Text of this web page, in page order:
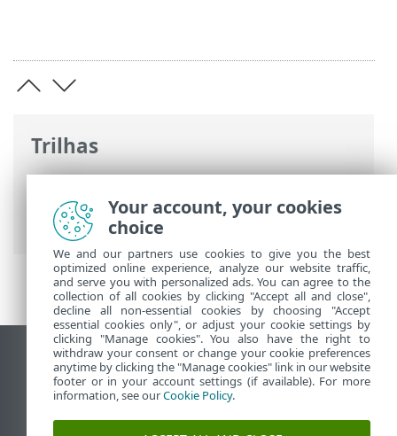
Trilhas
Ajuda on-line ESET>ESET Endpoint
Security for Android>Introdução>
Requisitos do sistema
Ver site para desktop
End of Life
Base de conhecimento ESET
Fórum ESET
Your account, your cookies
choice
We and our partners use cookies to give you the best
optimized online experience, analyze our website traffic,
and serve you with personalized ads. You can agree to the
collection of all cookies by clicking "Accept all and close",
decline all non-essential cookies by choosing "Accept
essential cookies only", or adjust your cookie settings by
clicking "Manage cookies". You also have the right to
withdraw your consent or change your cookie preferences
anytime by clicking the "Manage cookies" link in our website
footer or in your account settings (if available). For more
information, see ourCookie Policy.